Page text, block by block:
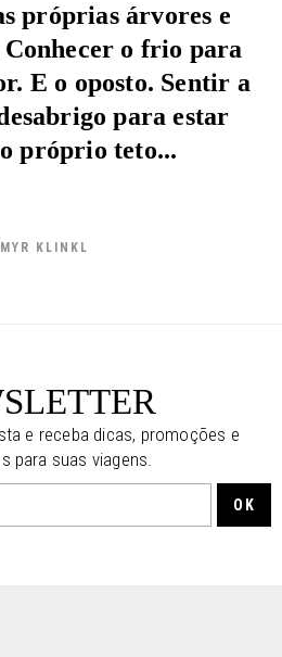
próprias árvores e
o frio para
E o oposto. Sentir a
para estar
próprio teto...
KLINKL
e receba dicas, promoções e
para suas viagens.